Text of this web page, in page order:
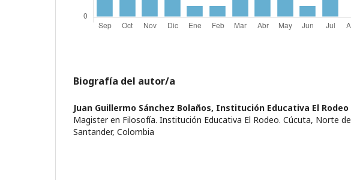
Biografía del autor/a
Juan Guillermo Sánchez Bolaños, Institución Educativa El Rodeo
Magister en Filosofía. Institución Educativa El Rodeo. Cúcuta, Norte de
Santander, Colombia